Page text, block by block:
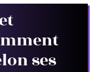
ses